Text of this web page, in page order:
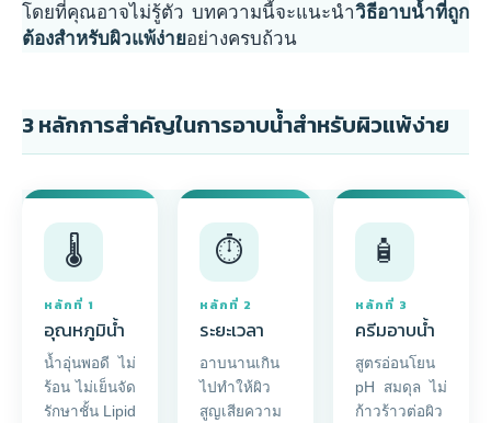
โดยที่คุณอาจไม่รู้ตัว บทความนี้จะแนะนำวิธีอาบน้ำที่ถูก
ต้องสำหรับผิวแพ้ง่ายอย่างครบถ้วน
3 หลักการสำคัญในการอาบน้ำสำหรับผิวแพ้ง่าย
🌡️
หลักที่ 1
อุณหภูมิน้ำ
น้ำอุ่นพอดี ไม่
ร้อน ไม่เย็นจัด
รักษาชั้น Lipid
⏱️
หลักที่ 2
ระยะเวลา
อาบนานเกิน
ไปทำให้ผิว
สูญเสียความ
🧴
หลักที่ 3
ครีมอาบน้ำ
สูตรอ่อนโยน
pH สมดุล ไม่
ก้าวร้าวต่อผิว